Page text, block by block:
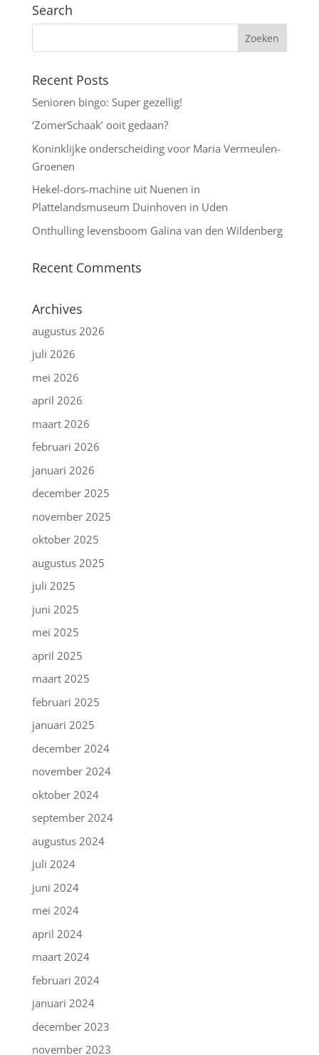
Search
Recent Posts
Senioren bingo: Super gezellig!
‘ZomerSchaak’ ooit gedaan?
Koninklijke onderscheiding voor Maria Vermeulen-
Groenen
Hekel-dors-machine uit Nuenen in
Plattelandsmuseum Duinhoven in Uden
Onthulling levensboom Galina van den Wildenberg
Recent Comments
Archives
augustus 2026
juli 2026
mei 2026
april 2026
maart 2026
februari 2026
januari 2026
december 2025
november 2025
oktober 2025
augustus 2025
juli 2025
juni 2025
mei 2025
april 2025
maart 2025
februari 2025
januari 2025
december 2024
november 2024
oktober 2024
september 2024
augustus 2024
juli 2024
juni 2024
mei 2024
april 2024
maart 2024
februari 2024
januari 2024
december 2023
november 2023